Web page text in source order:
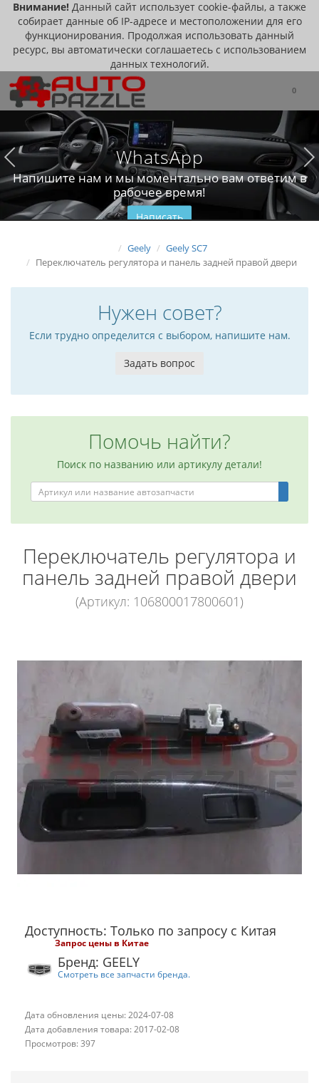
Внимание! Данный сайт использует cookie-файлы, а также
собирает данные об IP-адресе и местоположении для его
функционирования. Продолжая использовать данный
ресурс, вы автоматически соглашаетесь с использованием
данных технологий.
0
WhatsApp
Напишите нам и мы моментально вам ответим в
рабочее время!
Написать
Geely
Geely SC7
Переключатель регулятора и панель задней правой двери
Нужен совет?
Если трудно определится с выбором, напишите нам.
Задать вопрос
Помочь найти?
Поиск по названию или артикулу детали!
Переключатель регулятора и
панель задней правой двери
(Артикул: 106800017800601)
Доступность: Только по запросу с Китая
Запрос цены в Китае
Бренд: GEELY
Смотреть все запчасти бренда.
Дата обновления цены: 2024-07-08
Дата добавления товара: 2017-02-08
Просмотров: 397